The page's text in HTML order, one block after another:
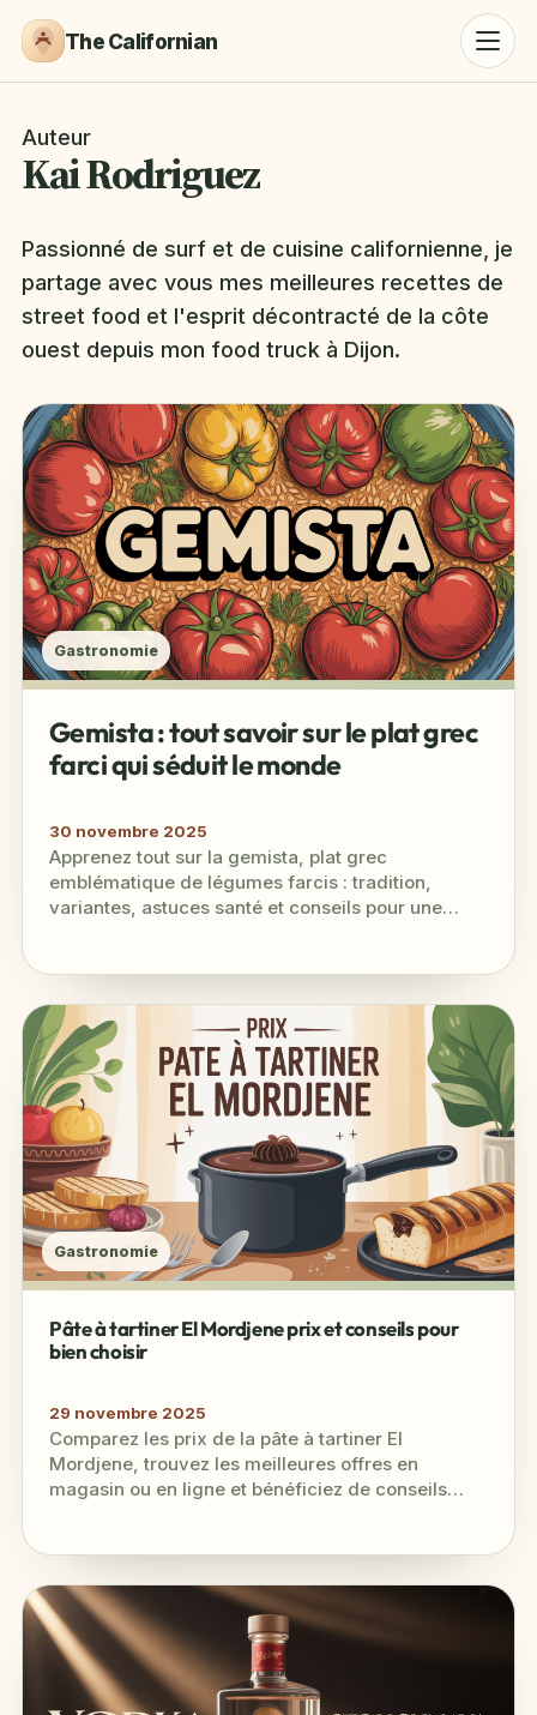
The Californian
Auteur
Kai Rodriguez
Passionné de surf et de cuisine californienne, je
partage avec vous mes meilleures recettes de
street food et l'esprit décontracté de la côte
ouest depuis mon food truck à Dijon.
Gastronomie
Gemista : tout savoir sur le plat grec
farci qui séduit le monde
30 novembre 2025
Apprenez tout sur la gemista, plat grec
emblématique de légumes farcis : tradition,
variantes, astuces santé et conseils pour une
Gastronomie
Pâte à tartiner El Mordjene prix et conseils pour
bien choisir
29 novembre 2025
Comparez les prix de la pâte à tartiner El
Mordjene, trouvez les meilleures offres en
magasin ou en ligne et bénéficiez de conseils